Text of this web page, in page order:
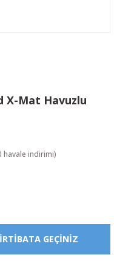
X-Mat Havuzlu
havale indirimi)
GEÇINIZ